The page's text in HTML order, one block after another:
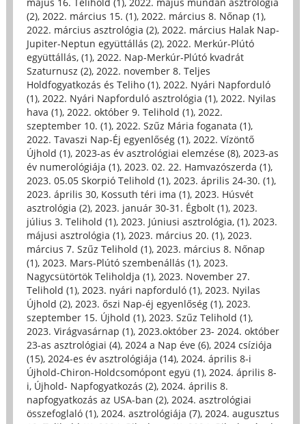
(2), 2022. március 15. (1), 2022. március 8. Nőnap (1),
2022. március asztrológia (2), 2022. március Halak Nap-
Jupiter-Neptun együttállás (2), 2022. Merkúr-Plútó
együttállás, (1), 2022. Nap-Merkúr-Plútó kvadrát
Szaturnusz (2), 2022. november 8. Teljes
Holdfogyatkozás és Teliho (1), 2022. Nyári Napforduló
(1), 2022. Nyári Napforduló asztrológia (1), 2022. Nyilas
hava (1), 2022. október 9. Telihold (1), 2022.
szeptember 10. (1), 2022. Szűz Mária foganata (1),
2022. Tavaszi Nap-Éj egyenlőség (1), 2022. Vízöntő
Újhold (1), 2023-as év asztrológiai elemzése (8), 2023-as
év numerológiája (1), 2023. 02. 22. Hamvazószerda (1),
2023. 05.05 Skorpió Telihold (1), 2023. április 24-30. (1),
2023. április 30, Kossuth téri ima (1), 2023. Húsvét
asztrológia (2), 2023. január 30-31. Égbolt (1), 2023.
július 3. Telihold (1), 2023. Júniusi asztrológia, (1), 2023.
májusi asztrológia (1), 2023. március 20. (1), 2023.
március 7. Szűz Telihold (1), 2023. március 8. Nőnap
(1), 2023. Mars-Plútó szembenállás (1), 2023.
Nagycsütörtök Teliholdja (1), 2023. November 27.
Telihold (1), 2023. nyári napforduló (1), 2023. Nyilas
Újhold (2), 2023. őszi Nap-éj egyenlőség (1), 2023.
szeptember 15. Újhold (1), 2023. Szűz Telihold (1),
2023. Virágvasárnap (1), 2023.október 23- 2024. október
23-as asztrológiai (4), 2024 a Nap éve (6), 2024 csíziója
(15), 2024-es év asztrológiája (14), 2024. április 8-i
Újhold-Chiron-Holdcsomópont együ (1), 2024. április 8-
i, Újhold- Napfogyatkozás (2), 2024. április 8.
napfogyatkozás az USA-ban (2), 2024. asztrológiai
összefoglaló (1), 2024. asztrológiája (7), 2024. augusztus